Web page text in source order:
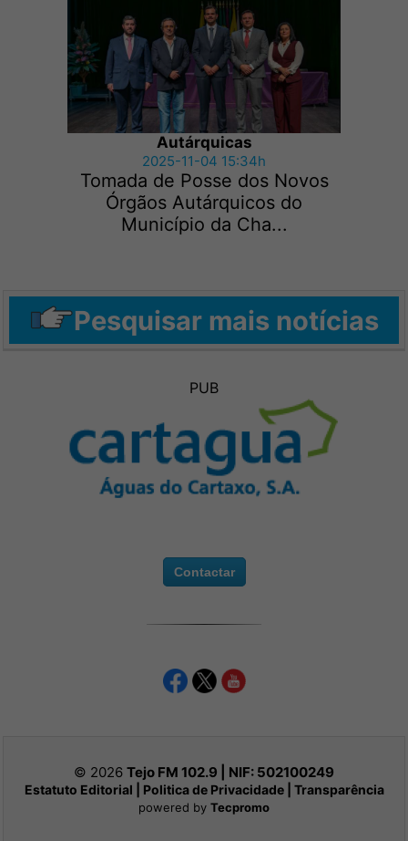
Autárquicas
2025-11-04 15:34h
Tomada de Posse dos Novos
Órgãos Autárquicos do
Município da Cha...
Pesquisar mais notícias
PUB
Contactar
© 2026 Tejo FM 102.9 | NIF: 502100249
Estatuto Editorial Politica de Privacidade| Transparência
powered by Tecpromo